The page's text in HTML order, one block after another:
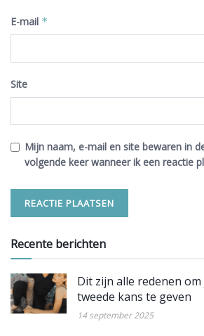
E-mail *
Site
Mijn naam, e-mail en site bewaren in
volgende keer wanneer ik een reactie
Recente berichten
Dit zijn alle redenen
tweede kans te geven
14 september 2025